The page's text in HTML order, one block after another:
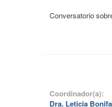
Conversatorio
Coordinador(a):
Dra. Leticia